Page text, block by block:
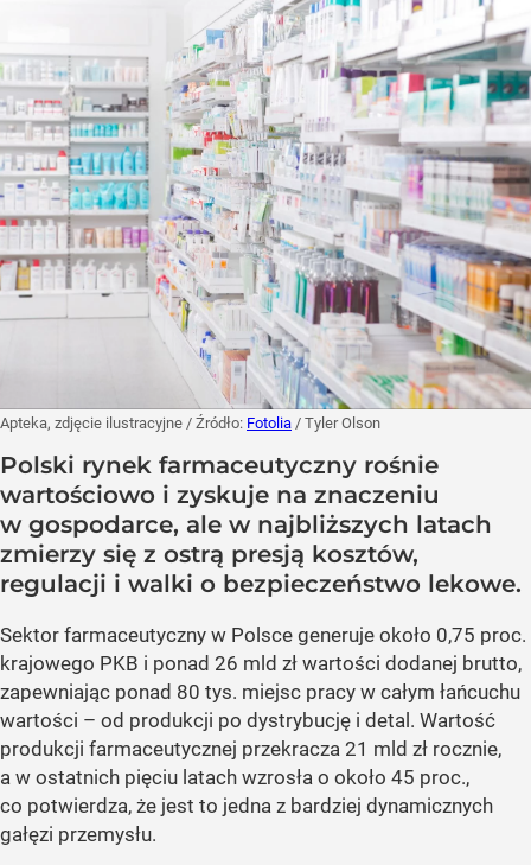
Apteka, zdjęcie ilustracyjne / Źródło: Fotolia / Tyler Olson
Polski rynek farmaceutyczny rośnie
wartościowo i zyskuje na znaczeniu
w gospodarce, ale w najbliższych latach
zmierzy się z ostrą presją kosztów,
regulacji i walki o bezpieczeństwo lekowe.
Sektor farmaceutyczny w Polsce generuje około 0,75 proc.
krajowego PKB i ponad 26 mld zł wartości dodanej brutto,
zapewniając ponad 80 tys. miejsc pracy w całym łańcuchu
wartości – od produkcji po dystrybucję i detal. Wartość
produkcji farmaceutycznej przekracza 21 mld zł rocznie,
a w ostatnich pięciu latach wzrosła o około 45 proc.,
co potwierdza, że jest to jedna z bardziej dynamicznych
gałęzi przemysłu.